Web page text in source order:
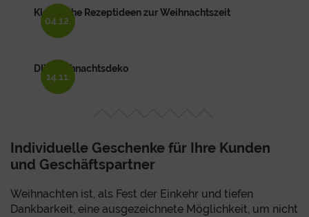
04.12.
Klassische Rezeptideen zur Weihnachtszeit
14.11.
DIY Weihnachtsdeko
Individuelle Geschenke für Ihre Kunden
und Geschäftspartner
Weihnachten ist, als Fest der Einkehr und tiefen
Dankbarkeit, eine ausgezeichnete Möglichkeit, um nicht